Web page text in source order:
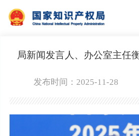
局新闻发言人、办公室主任
发布时间：2025-11-28